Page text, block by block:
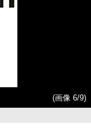
(画像 6/9)